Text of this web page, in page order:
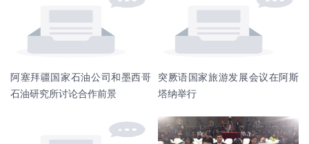
阿塞拜疆国家石油公司和墨西哥
石油研究所讨论合作前景
突厥语国家旅游发展会议在阿斯
塔纳举行